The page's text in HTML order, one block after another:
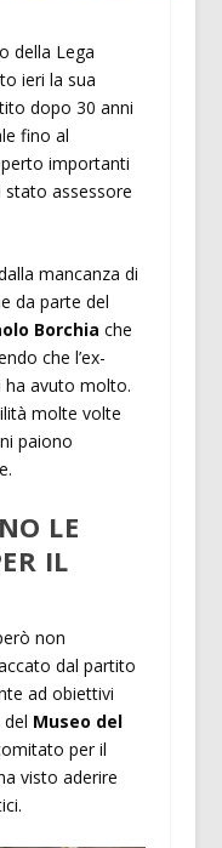
della Lega
ieri la sua
dopo 30 anni
fino al
importanti
assessore
mancanza di
da parte del
Borchia che
che l’ex-
ha avuto molto.
molte volte
paiono
LE
IL
non
dal partito
ad obiettivi
Museo del
per il
visto aderire